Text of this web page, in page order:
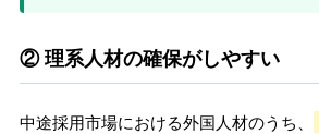
② 理系人材の確保がしやすい
中途採用市場における外国人材のうち、